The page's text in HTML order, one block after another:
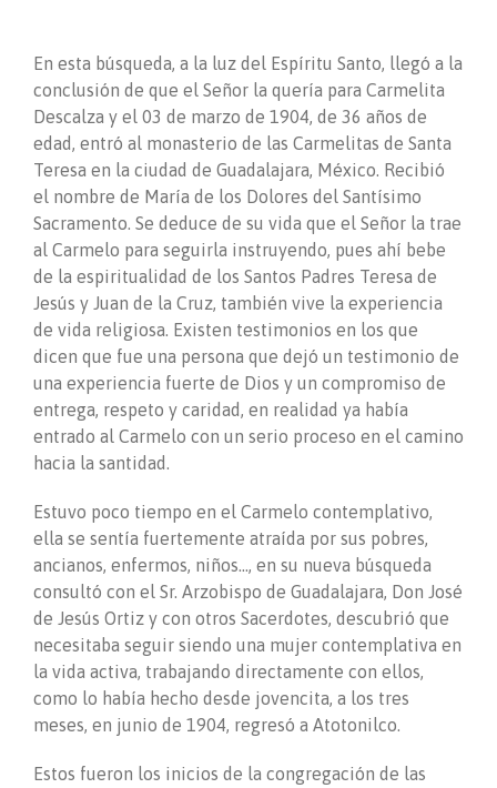
En esta búsqueda, a la luz del Espíritu Santo, llegó a la
conclusión de que el Señor la quería para Carmelita
Descalza y el 03 de marzo de 1904, de 36 años de
edad, entró al monasterio de las Carmelitas de Santa
Teresa en la ciudad de Guadalajara, México. Recibió
el nombre de María de los Dolores del Santísimo
Sacramento. Se deduce de su vida que el Señor la trae
al Carmelo para seguirla instruyendo, pues ahí bebe
de la espiritualidad de los Santos Padres Teresa de
Jesús y Juan de la Cruz, también vive la experiencia
de vida religiosa. Existen testimonios en los que
dicen que fue una persona que dejó un testimonio de
una experiencia fuerte de Dios y un compromiso de
entrega, respeto y caridad, en realidad ya había
entrado al Carmelo con un serio proceso en el camino
hacia la santidad.
Estuvo poco tiempo en el Carmelo contemplativo,
ella se sentía fuertemente atraída por sus pobres,
ancianos, enfermos, niños…, en su nueva búsqueda
consultó con el Sr. Arzobispo de Guadalajara, Don José
de Jesús Ortiz y con otros Sacerdotes, descubrió que
necesitaba seguir siendo una mujer contemplativa en
la vida activa, trabajando directamente con ellos,
como lo había hecho desde jovencita, a los tres
meses, en junio de 1904, regresó a Atotonilco.
Estos fueron los inicios de la congregación de las